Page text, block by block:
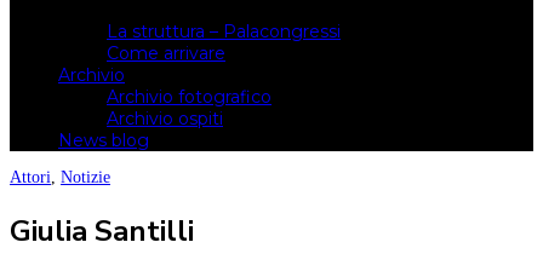
La struttura – Palacongressi
Come arrivare
Archivio
Archivio fotografico
Archivio ospiti
News blog
Attori, Notizie
Giulia Santilli